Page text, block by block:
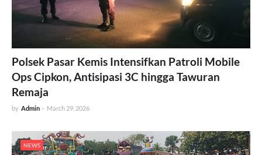
Polsek Pasar Kemis Intensifkan Patroli Mobile
Ops Cipkon, Antisipasi 3C hingga Tawuran
Remaja
by Admin - March 29, 2026
NEWS